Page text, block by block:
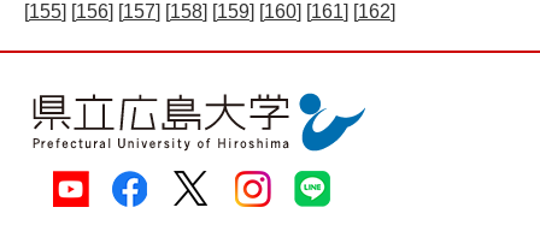
[155] [156] [157] [158] [159] [160] [161] [162]